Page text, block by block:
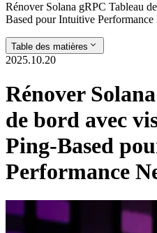
Rénover Solana gRPC Tableau
Based pour Intuitive
Table des matières
2025.10.20
Rénover
de bord avec
Ping-Based
Performance